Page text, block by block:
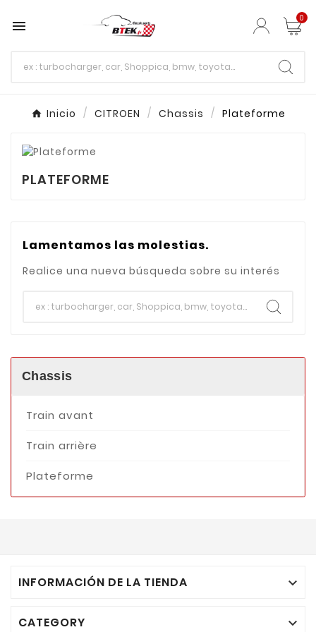
 0
Inicio CITROEN Chassis Plateforme
PLATEFORME
Lamentamos las molestias.
Realice una nueva búsqueda sobre su interés
Chassis
Train avant
Train arrière
Plateforme
INFORMACIÓN DE LA TIENDA 
CATEGORY 